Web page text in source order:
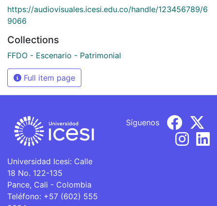
https://audiovisuales.icesi.edu.co/handle/123456789/6
9066
Collections
FFDO - Escenario - Patrimonial
Full item page
Universidad Icesi: Calle
18 No. 122-135
Pance, Cali - Colombia
Teléfono: +57 (602) 555
Síguenos